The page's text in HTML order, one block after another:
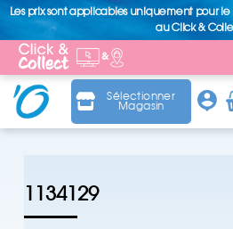
Les prix sont applicables uniquement pour
au Click &
Sélectionner
Magasin
1134129